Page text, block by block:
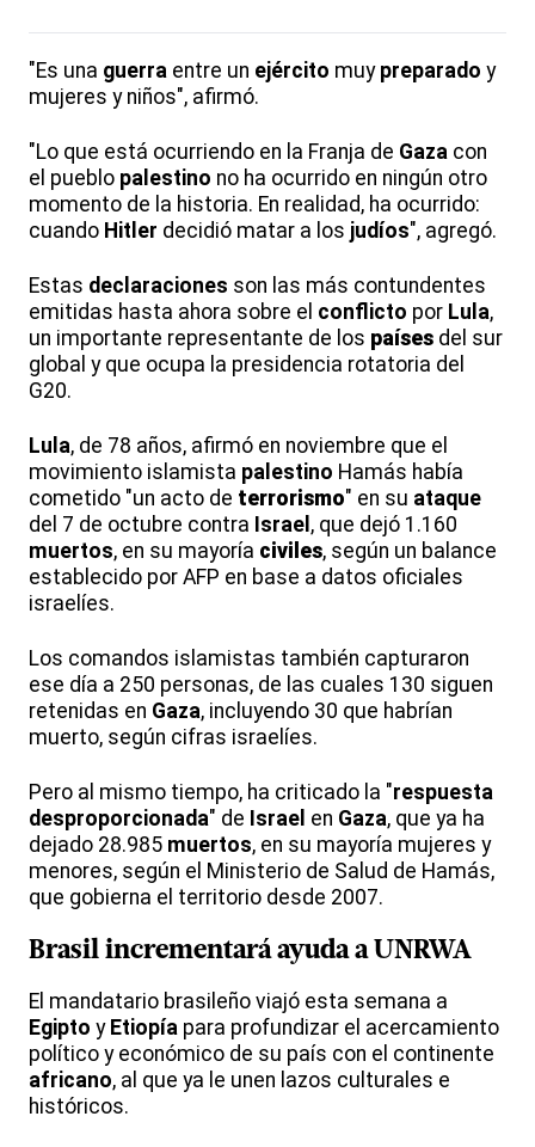
"Es una guerra entre un ejército muy preparado y
mujeres y niños", afirmó.
"Lo que está ocurriendo en la Franja de Gaza con
el pueblo palestino no ha ocurrido en ningún otro
momento de la historia. En realidad, ha ocurrido:
cuando Hitler decidió matar a los judíos", agregó.
Estas declaraciones son las más contundentes
emitidas hasta ahora sobre el conflicto por Lula,
un importante representante de los países del sur
global y que ocupa la presidencia rotatoria del
G20.
Lula, de 78 años, afirmó en noviembre que el
movimiento islamista palestino Hamás había
cometido "un acto de terrorismo" en su ataque
del 7 de octubre contra Israel , que dejó 1.160
muertos, en su mayoría civiles, según un balance
establecido por AFP en base a datos oficiales
israelíes.
Los comandos islamistas también capturaron
ese día a 250 personas, de las cuales 130 siguen
retenidas en Gaza, incluyendo 30 que habrían
muerto, según cifras israelíes.
Pero al mismo tiempo, ha criticado la "respuesta
desproporcionada" de Israel en Gaza, que ya ha
dejado 28.985 muertos, en su mayoría mujeres y
menores, según el Ministerio de Salud de Hamás,
que gobierna el territorio desde 2007.
Brasil incrementaráayudaa UNRWA
El mandatario brasileño viajó esta semana a
Egipto y Etiopía para profundizar el acercamiento
político y económico de su país con el continente
africano, al que ya le unen lazos culturales e
históricos.